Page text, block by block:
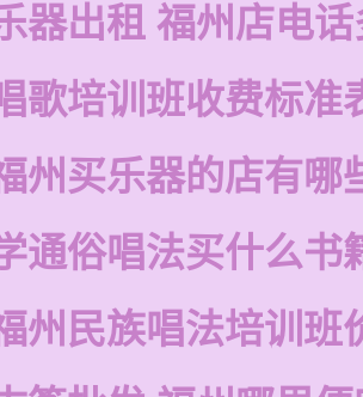
器出租 福州店电
歌培训班收费标准
州买乐器的店有哪
通俗唱法买什么书
州民族唱法培训班